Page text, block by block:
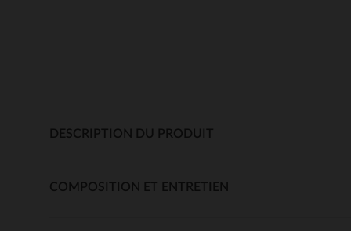
DESCRIPTION DU PRODUIT
COMPOSITION ET ENTRETIEN